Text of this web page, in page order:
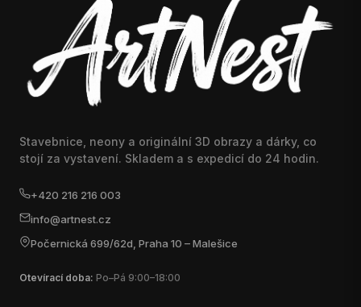
Stavebnice, neony a originální 3D obrazy a dárky, co
stojí za vystavení. Skladem a s expedicí do 24 hodin.
+420 216 216 003
info@artnest.cz
Počernická 699/62d, Praha 10 – Malešice
Otevírací doba: Po–Pá 9:00–18:00